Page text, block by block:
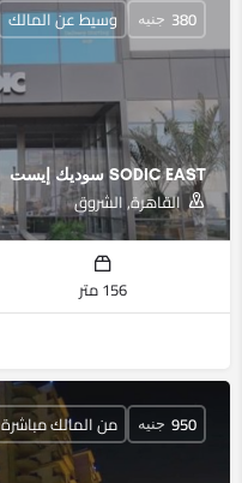
SODIC EAST سوديك إيست
القاهرة, الشروق
380 جنيه وسيط عن المالك
156 متر
950 جنيه من المالك مباشرة